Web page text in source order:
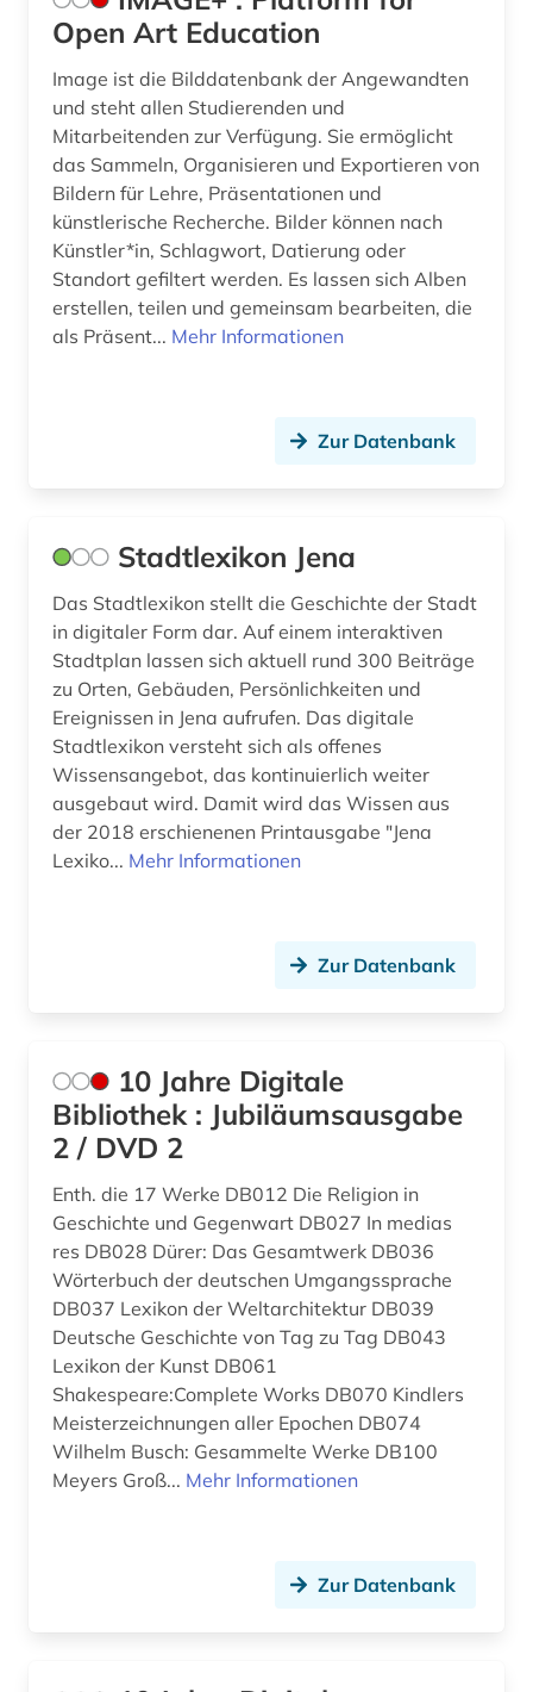
alte landesschule korbach (1)
altenhilfe (1)
alter (1)
alternativbewegung (1)
altertum (3)
altertumswissenschaft (4)
altes buch (9)
amerikanisches judentum (1)
amerikanistik (1)
amsterdam (1)
amt (1)
amtliche informationen (1)
amtliche publikation (1)
amtliche statistik (1)
amtssprachen (1)
amtsträger (1)
angewandte wissenschaft (1)
angewandte wissenschaften (1)
anglistik (3)
anglo-amerikanische beziehungen (1)
anhörung (1)
anlagenbau (1)
anleitung (1)
anthologie (3)
Deutschland (DDR) (10)
Estland (13)
Europa (53)
Finnland (16)
Frankreich (52)
GUS (6)
Griechenland (2)
Irland (16)
Island (5)
Israel (19)
Italien (38)
Japan (11)
Jugoslawien (7)
Kanada (25)
Litauen (9)
Luxemburg (6)
Makedonien (7)
Mecklenburg-Vorpommern (16)
Mittelamerika (22)
Moldawien (6)
Monaco (1)
Montenegro (7)
Niederlande (26)
Nordrhein-Westfalen (24)
Open Art Education
Image ist die Bilddatenbank der Angewandten
und steht allen Studierenden und
Mitarbeitenden zur Verfügung. Sie ermöglicht
das Sammeln, Organisieren und Exportieren von
Bildern für Lehre, Präsentationen und
künstlerische Recherche. Bilder können nach
Künstler*in, Schlagwort, Datierung oder
Standort gefiltert werden. Es lassen sich Alben
erstellen, teilen und gemeinsam bearbeiten, die
als Präsent... Mehr Informationen
Zur Datenbank
Stadtlexikon Jena
Das Stadtlexikon stellt die Geschichte der Stadt
in digitaler Form dar. Auf einem interaktiven
Stadtplan lassen sich aktuell rund 300 Beiträge
zu Orten, Gebäuden, Persönlichkeiten und
Ereignissen in Jena aufrufen. Das digitale
Stadtlexikon versteht sich als offenes
Wissensangebot, das kontinuierlich weiter
ausgebaut wird. Damit wird das Wissen aus
der 2018 erschienenen Printausgabe "Jena
Lexiko... Mehr Informationen
Zur Datenbank
10 Jahre Digitale
Bibliothek : Jubiläumsausgabe
2 / DVD 2
Enth. die 17 Werke DB012 Die Religion in
Geschichte und Gegenwart DB027 In medias
res DB028 Dürer: Das Gesamtwerk DB036
Wörterbuch der deutschen Umgangssprache
DB037 Lexikon der Weltarchitektur DB039
Deutsche Geschichte von Tag zu Tag DB043
Lexikon der Kunst DB061
Shakespeare:Complete Works DB070 Kindlers
Meisterzeichnungen aller Epochen DB074
Wilhelm Busch: Gesammelte Werke DB100
Meyers Groß... Mehr Informationen
Zur Datenbank